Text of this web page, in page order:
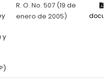
y
R. O. No. 507 (19 de
enero de 2005)